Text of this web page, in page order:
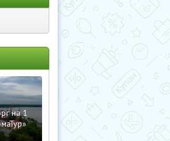
на 1